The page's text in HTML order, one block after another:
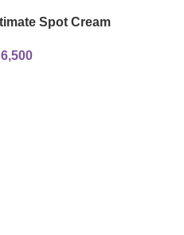
Spot Cream
6,500